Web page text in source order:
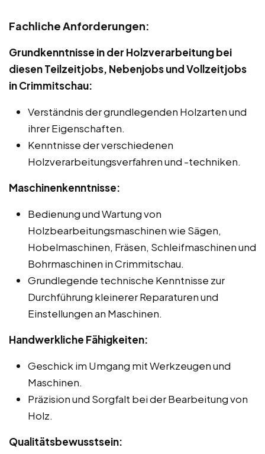
Fachliche Anforderungen:
Grundkenntnisse in der Holzverarbeitung bei
diesen Teilzeitjobs, Nebenjobs und Vollzeitjobs
in Crimmitschau:
Verständnis der grundlegenden Holzarten und
ihrer Eigenschaften.
Kenntnisse der verschiedenen
Holzverarbeitungsverfahren und -techniken.
Maschinenkenntnisse:
Bedienung und Wartung von
Holzbearbeitungsmaschinen wie Sägen,
Hobelmaschinen, Fräsen, Schleifmaschinen und
Bohrmaschinen in Crimmitschau.
Grundlegende technische Kenntnisse zur
Durchführung kleinerer Reparaturen und
Einstellungen an Maschinen.
Handwerkliche Fähigkeiten:
Geschick im Umgang mit Werkzeugen und
Maschinen.
Präzision und Sorgfalt bei der Bearbeitung von
Holz.
Qualitätsbewusstsein: